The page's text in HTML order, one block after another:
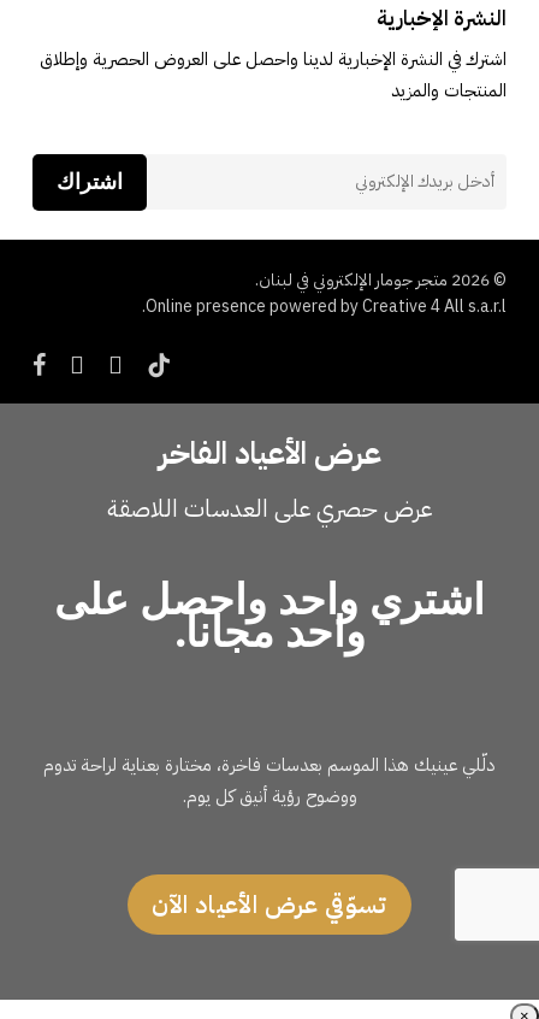
النشرة الإخبارية
اشترك في النشرة الإخبارية لدينا واحصل على العروض الحصرية وإطلاق
المنتجات والمزيد
اشتراك
© 2026 متجر جومار الإلكتروني في لبنان.
Online presence powered by Creative 4 All s.a.r.l.
instagramwhatsapp tiktok
عرض الأعياد الفاخر
عرض حصري على العدسات اللاصقة
اشتري واحد واحصل على
واحد مجانا.
دلّلي عينيك هذا الموسم بعدسات فاخرة، مختارة بعناية لراحة تدوم
ووضوح رؤية أنيق كل يوم.
تسوّقي عرض الأعياد الآن